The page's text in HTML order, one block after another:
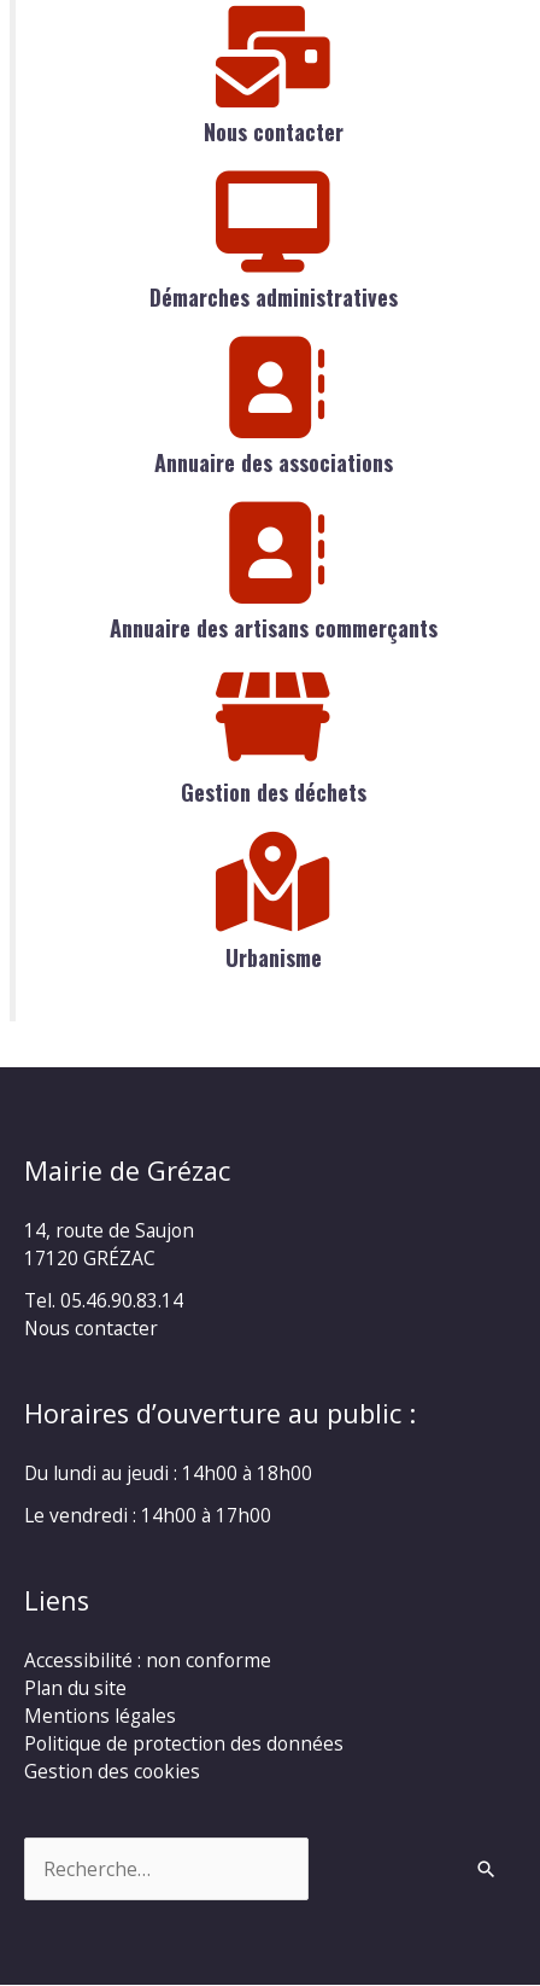
Nous contacter
Démarches administratives
Annuaire des associations
Annuaire des artisans commerçants
Gestion des déchets
Urbanisme
Mairie de Grézac
14, route de Saujon
17120 GRÉZAC
Tel. 05.46.90.83.14
Nous contacter
Horaires d’ouverture au public :
Du lundi au jeudi : 14h00 à 18h00
Le vendredi : 14h00 à 17h00
Liens
Accessibilité : non conforme
Plan du site
Mentions légales
Politique de protection des données
Gestion des cookies